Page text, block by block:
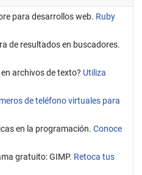
para desarrollos web. Ruby
de resultados en buscadores.
archivos de texto? Utiliza
de teléfono virtuales para
en la programación. Conoce
gratuito: GIMP. Retoca tus